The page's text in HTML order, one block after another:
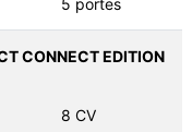
5 portes
CONNECT EDITION
8 CV